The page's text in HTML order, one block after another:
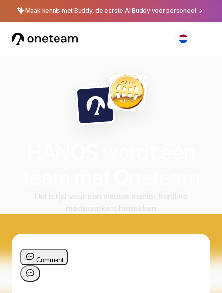
Maak kennis met Buddy, de eerste AI Buddy voor personeel